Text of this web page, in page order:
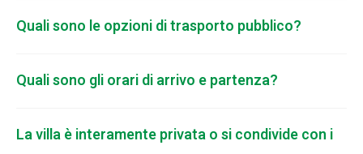
Quali sono le opzioni di trasporto pubblico?
Quali sono gli orari di arrivo e partenza?
La villa è interamente privata o si condivide con i